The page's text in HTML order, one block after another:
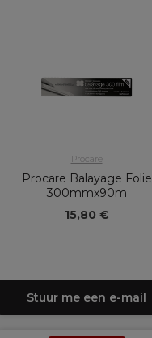
Procare
Procare Balayage Folie
300mmx90m
15,80 €
Stuur me een e-mail